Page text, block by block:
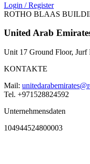
Login / Register
ROTHO BLAAS
United Arab
Unit 17 Ground Floor,
KONTAKTE
Mail:
Tel. +971528824592
Unternehmensdaten
104944524800003